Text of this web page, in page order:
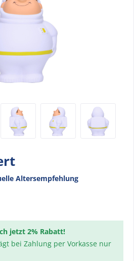
Altersempfehlung
jetzt 2% Rabatt!
bei Zahlung per Vorkasse nur